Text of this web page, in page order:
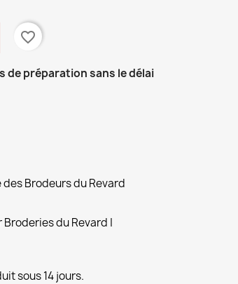
favorite_border
de préparation sans le délai
Brodeurs du Revard
du Revard |
sous 14 jours.